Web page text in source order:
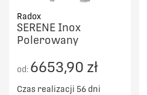
Radox
SERENE Inox
Polerowany
od: 6653,90 zł
Czas realizacji 56 dni